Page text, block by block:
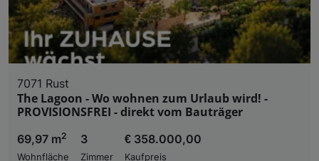
7071 Rust
The Lagoon - Wo wohnen zum Urlaub wird! -
PROVISIONSFREI - direkt vom Bauträger
69,97 m2
Wohnfläche
3
Zimmer
€ 358.000,00
Kaufpreis